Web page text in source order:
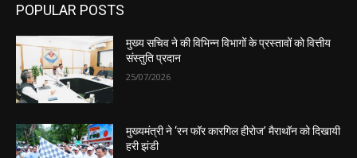
POPULAR POSTS
मुख्य सचिव ने की विभिन्न विभागों के प्रस्तावों को वित्तीय
संस्तुति प्रदान
25/07/2026
मुख्यमंत्री ने ‘रन फॉर कारगिल हीरोज’ मैराथॉन को दिखायी
हरी झंडी